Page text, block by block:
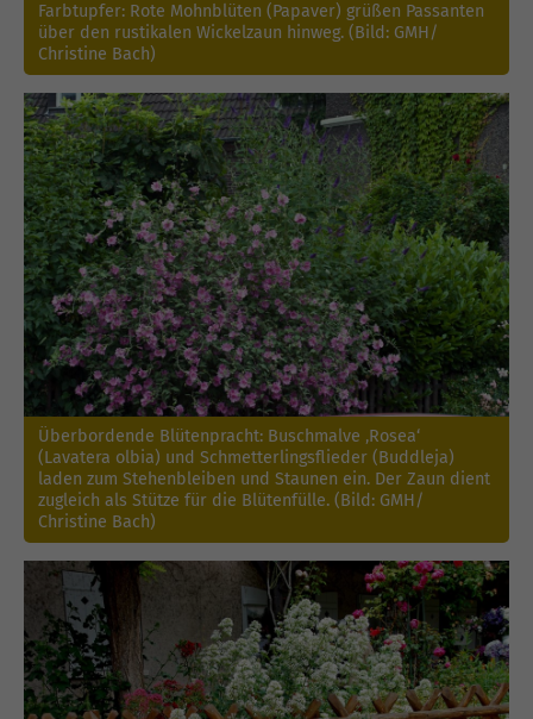
Farbtupfer: Rote Mohnblüten (Papaver) grüßen Passanten
über den rustikalen Wickelzaun hinweg. (Bild: GMH/
Christine Bach)
Überbordende Blütenpracht: Buschmalve ‚Rosea‘
(Lavatera olbia) und Schmetterlingsflieder (Buddleja)
laden zum Stehenbleiben und Staunen ein. Der Zaun dient
zugleich als Stütze für die Blütenfülle. (Bild: GMH/
Christine Bach)